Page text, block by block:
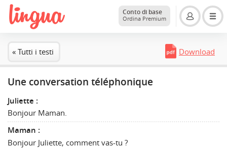
Conto di base
Ordina Premium
« Tutti i testi Download
Une conversation téléphonique
Juliette :
Bonjour Maman.
Maman :
Bonjour Juliette, comment vas-tu ?